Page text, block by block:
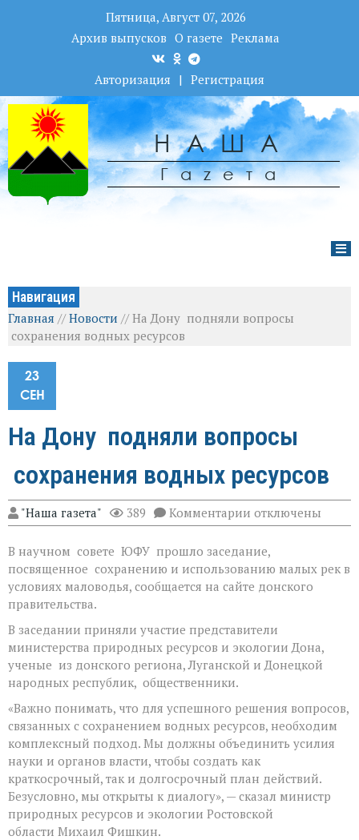
Пятница, Август 07, 2026
Архив выпусков О газете Реклама
Авторизация | Регистрация
НАША
Гаzета
Навигация
Главная //Новости //На Дону подняли вопросы
сохранения водных ресурсов
23
СЕН
На Дону подняли вопросы
сохранения водных ресурсов
"Наша газета" 389 Комментарии к
записи
Дону
подняли
сохранения
отключены
В научном совете ЮФУ прошло заседание,
посвященное сохранению и использованию малых рек в
условиях маловодья, сообщается на сайте донского
правительства.
В заседании приняли участие представители
министерства природных ресурсов и экологии Дона,
ученые из донского региона, Луганской и Донецкой
народных республик, общественники.
«Важно понимать, что для успешного решения вопросов,
связанных с сохранением водных ресурсов, необходим
комплексный подход. Мы должны объединить усилия
науки и органов власти, чтобы создать как
краткосрочный, так и долгосрочный план действий.
Безусловно, мы открыты к диалогу», — сказал министр
природных ресурсов и экологии Ростовской
области Михаил Фишкин.